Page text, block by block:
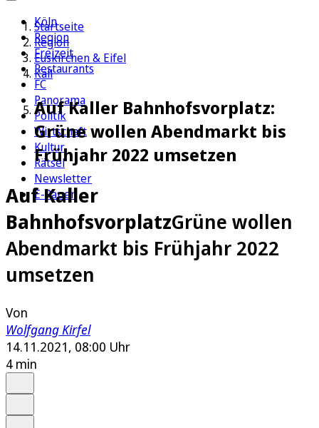
Köln
Region
Freizeit
Restaurants
FC
Panorama
Politik
Wirtschaft
Kultur
Rätsel
Newsletter
E-Paper
Startseite
Region
Euskirchen & Eifel
Kall
Auf Kaller Bahnhofsvorplatz:
Grüne wollen Abendmarkt bis
Frühjahr 2022 umsetzen
Auf Kaller
BahnhofsvorplatzGrüne wollen
Abendmarkt bis Frühjahr 2022
umsetzen
Von
Wolfgang Kirfel
14.11.2021, 08:00 Uhr
4 min